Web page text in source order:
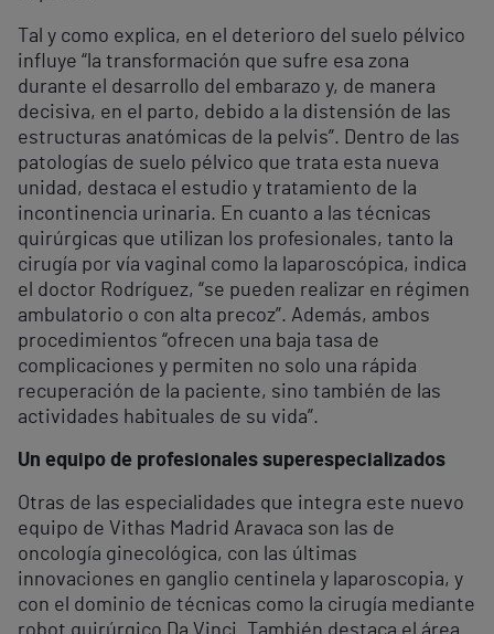
Tal y como explica, en el deterioro del suelo pélvico
influye “la transformación que sufre esa zona
durante el desarrollo del embarazo y, de manera
decisiva, en el parto, debido a la distensión de las
estructuras anatómicas de la pelvis”. Dentro de las
patologías de suelo pélvico que trata esta nueva
unidad, destaca el estudio y tratamiento de la
incontinencia urinaria. En cuanto a las técnicas
quirúrgicas que utilizan los profesionales, tanto la
cirugía por vía vaginal como la laparoscópica, indica
el doctor Rodríguez, “se pueden realizar en régimen
ambulatorio o con alta precoz”. Además, ambos
procedimientos “ofrecen una baja tasa de
complicaciones y permiten no solo una rápida
recuperación de la paciente, sino también de las
actividades habituales de su vida”.
Un equipo de profesionales superespecializados
Otras de las especialidades que integra este nuevo
equipo de Vithas Madrid Aravaca son las de
oncología ginecológica, con las últimas
innovaciones en ganglio centinela y laparoscopia, y
con el dominio de técnicas como la cirugía mediante